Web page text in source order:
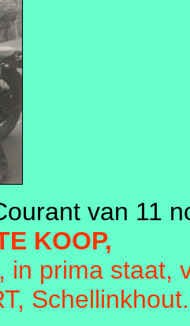
van 11
KOOP,
in prima staat,
Schellinkhout.